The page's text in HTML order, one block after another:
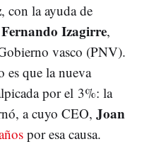
, con la ayuda de
Fernando Izagirre,
vasco (PNV).
que la nueva
por el 3%: la
a cuyo CEO, Joan
por esa causa.